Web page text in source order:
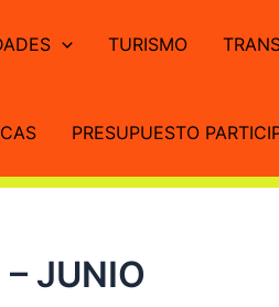
TURISMO
PRESUPUESTO
JUNIO